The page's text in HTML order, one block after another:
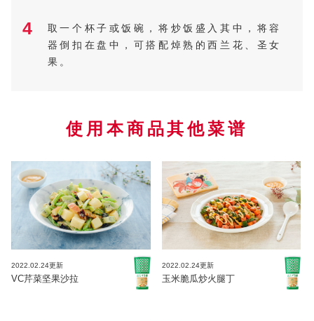
4
取一个杯子或饭碗，将炒饭盛入其中，将容
器倒扣在盘中，可搭配焯熟的西兰花、圣女
果。
使用本商品其他菜谱
2022.02.24更新
VC芹菜坚果沙拉
2022.02.24更新
玉米脆瓜炒火腿丁